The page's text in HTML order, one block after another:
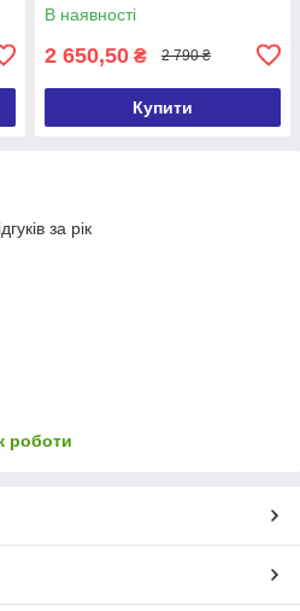
В наявності
2 650,50 ₴ 2 790 ₴
Купити
за рік
роботи